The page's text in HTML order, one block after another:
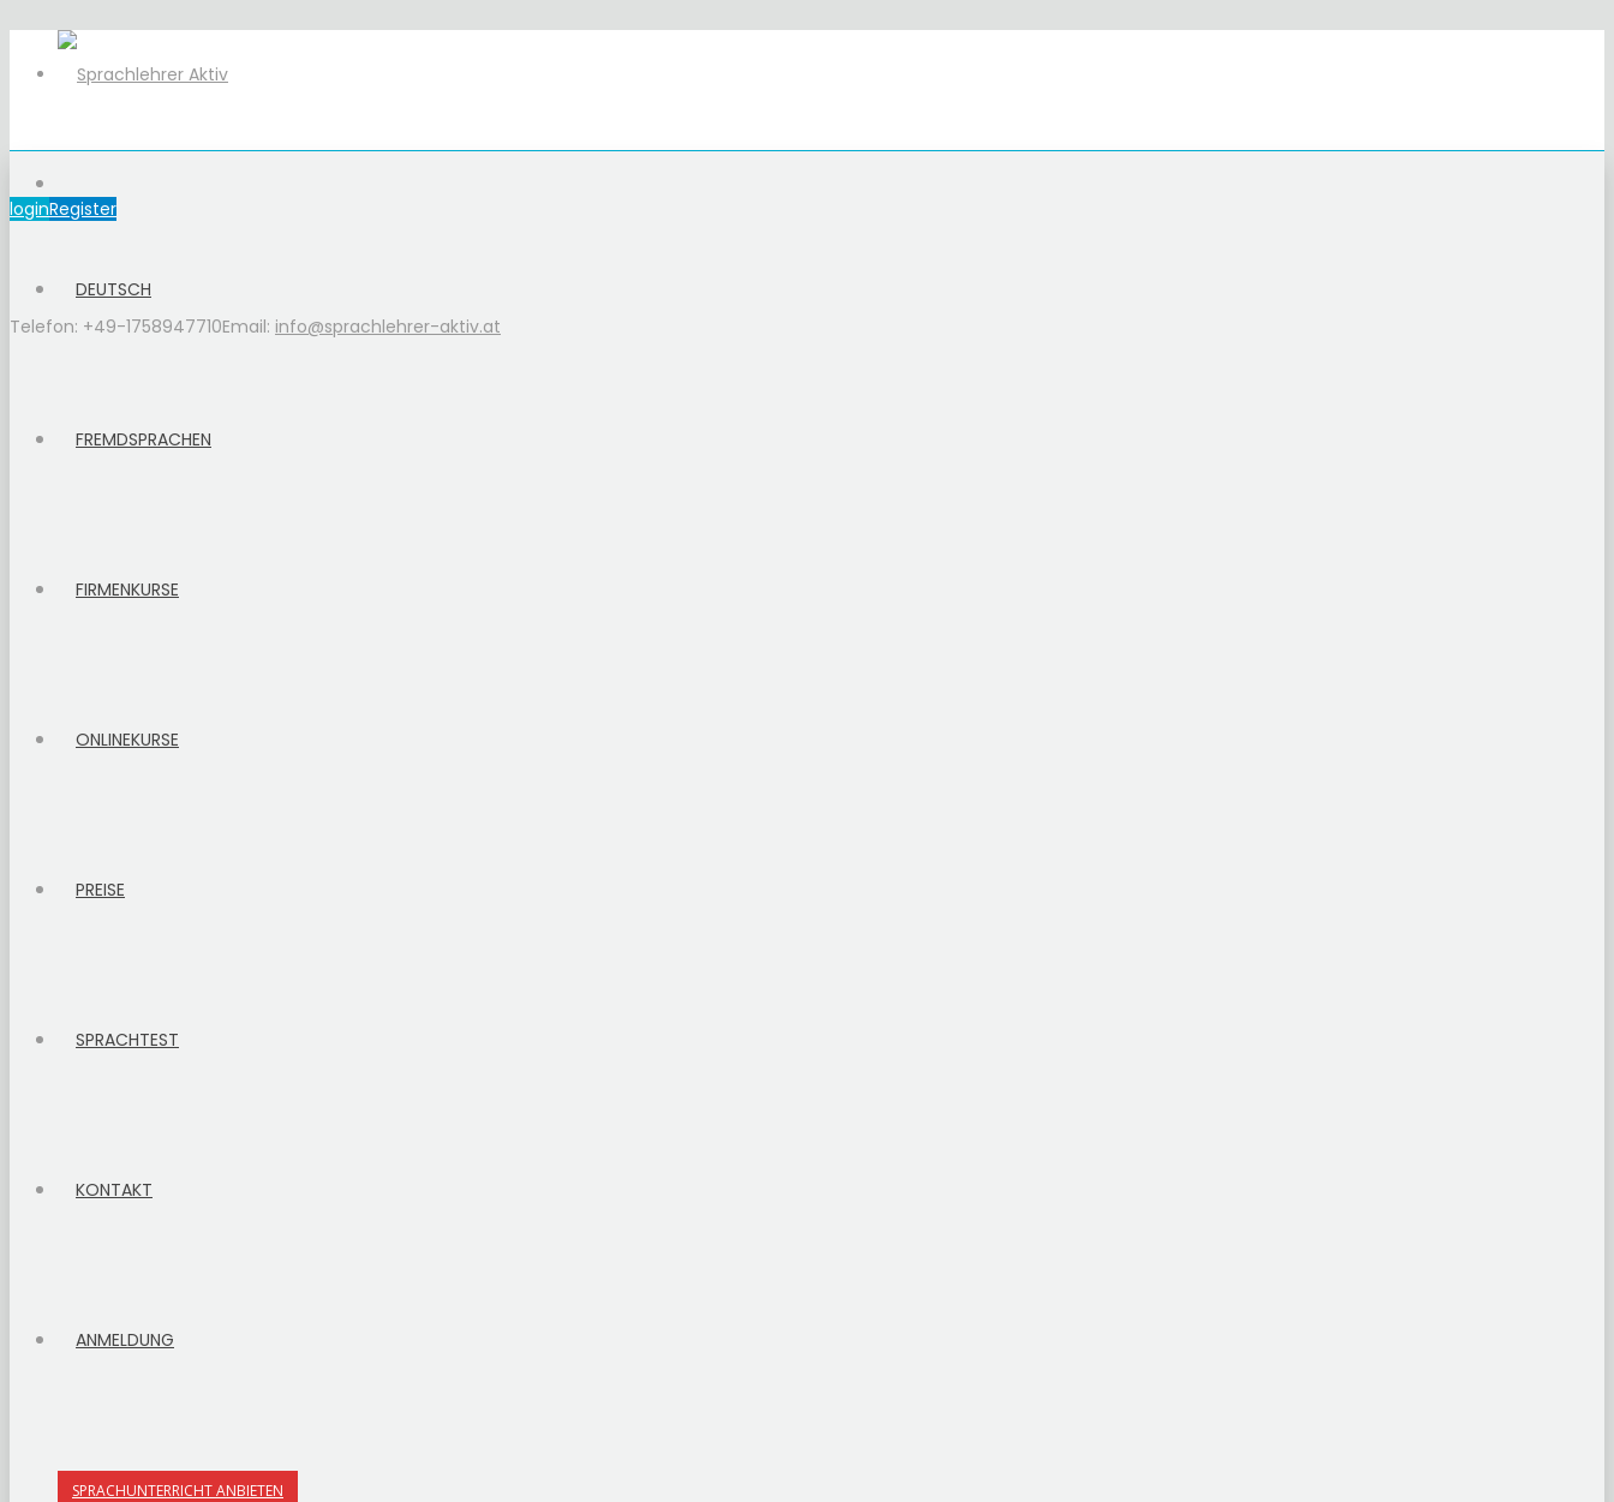
loginRegister
Telefon: +49-1758947710Email: info@sprachlehrer-aktiv.at
DEUTSCH
FREMDSPRACHEN
FIRMENKURSE
ONLINEKURSE
PREISE
SPRACHTEST
KONTAKT
ANMELDUNG
SPRACHUNTERRICHT ANBIETEN